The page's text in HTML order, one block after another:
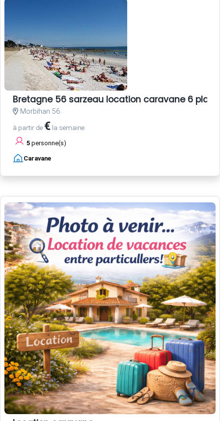
Bretagne 56 sarzeau location caravane 6
Morbihan 56
à partir de € la semaine
5 personne(s)
Caravane